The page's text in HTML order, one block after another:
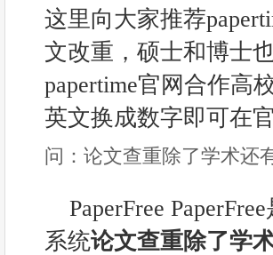
这里向大家推荐
文改重，硕士和博士
papertime官网合作高
英文换成数字即可在
问：论文查重除了学术还
PaperFree
系统论文查重除了学